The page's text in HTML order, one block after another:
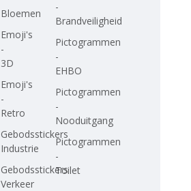
Bloemen
Emoji's
-
3D
Emoji's
-
Retro
Gebodsstickers
Industrie
Gebodsstickers
Verkeer
-
Brandveiligheid
Pictogrammen
-
EHBO
Pictogrammen
-
Nooduitgang
Pictogrammen
-
Toilet